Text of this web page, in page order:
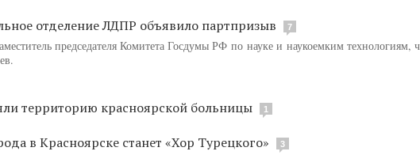
отделение ЛДПР объявило партпризыв 7
председателя Комитета Госдумы РФ по науке и наукоемким технологиям,
территорию красноярской больницы 1
в Красноярске станет «Хор Турецкого» 3